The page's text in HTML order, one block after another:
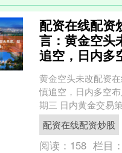
配资在线配资
言：黄金空头
追空，日内多
黄金空头未改配资
慎追空，日内多空
期三 日内黄金交易
四季与你； 好好生
不晚....
配资在线配资炒股
阅读： 158 栏目